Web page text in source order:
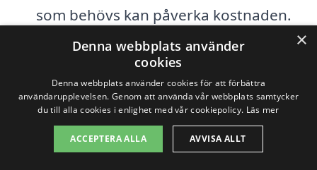
som behövs kan påverka kostnaden.
Hantverkarnas erfarenhet:Priserna
skiljer sig beroende på hantverkarnas
kompetens och rykte. Att anlita ett
väletablerat företag kan kosta mer,
men kan också bjuda på bättre
×
Denna webbplats använder
cookies
Denna webbplats använder cookies för att förbättra
användarupplevelsen. Genom att använda vår webbplats samtycker
du till alla cookies i enlighet med vår cookiepolicy. Läs mer
ACCEPTERA ALLA AVVISA ALLT